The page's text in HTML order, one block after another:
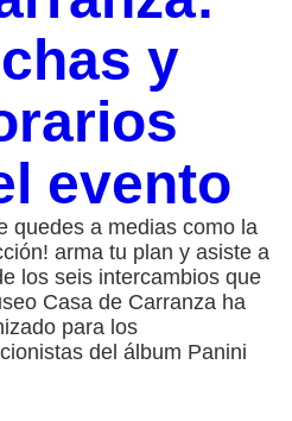
y
evento
quedes a medias como la
arma tu plan y asiste a
los seis intercambios que
Casa de Carranza ha
para los
del álbum Panini